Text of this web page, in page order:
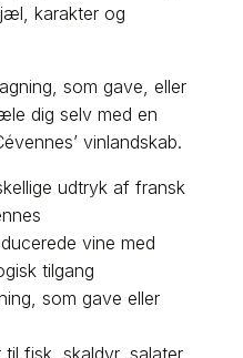
karakter og
som gave, eller
dig selv med en
vinlandskab.
udtryk af fransk
vine med
tilgang
som gave eller
til fisk, skaldyr, salater